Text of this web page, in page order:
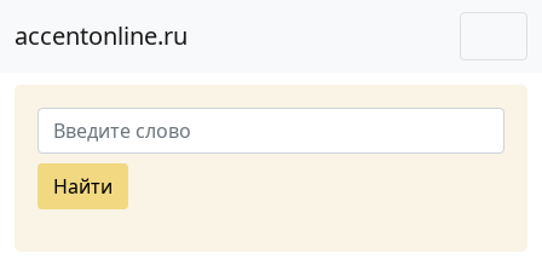
accentonline.ru
Найти